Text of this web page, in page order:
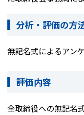
分析・評価の方
無記名式によるアン
評価内容
全取締役への無記名